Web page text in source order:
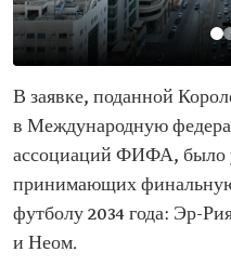
В заявке, поданной
в Международную
ассоциаций ФИФА, было
принимающих
футболу 2034 года: Эр-
и Неом.